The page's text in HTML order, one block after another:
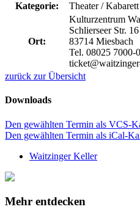
Kategorie:
Theater / Kabarett
Ort:
Kulturzentrum
Schlierseer Str. 16
83714 Miesbach
Tel. 08025 7000-0
zurück zur Übersicht
Downloads
Den gewählten Termin als VCS-
Den gewählten Termin als iCal-
Waitzinger Keller
Mehr entdecken